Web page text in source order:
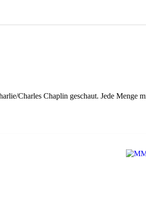
Charles Chaplin geschaut. Jede Menge